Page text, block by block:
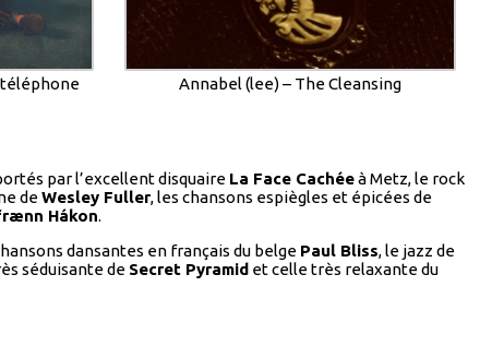
téléphone Annabel (lee) – The Cleansing
par l’excellent disquaire La Face Cachéeà Metz, le rock
deWesley Fuller, les chansons espiègles et épicées de
Hákon.
dansantes en français du belge Paul Bliss, le jazz de
séduisante de Secret Pyramid et celle très relaxante du